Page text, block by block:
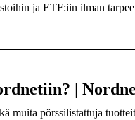
ja ETF:iin ilman
|
muita pörssilistattuja